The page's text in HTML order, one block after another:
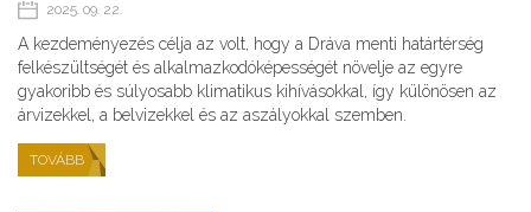
2025. 09. 22.
A kezdeményezés célja az volt, hogy a Dráva menti határtérség
felkészültségét és alkalmazkodóképességét növelje az egyre
gyakoribb és súlyosabb klimatikus kihívásokkal, így különösen az
árvizekkel, a belvizekkel és az aszályokkal szemben.
TOVÁBB